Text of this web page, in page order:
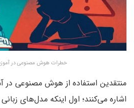
خطرات هوش مصنوعی در
اشاره می‌کنند؛ اول اینکه مدل‌های